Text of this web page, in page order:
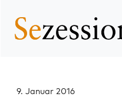
9. Januar 2016